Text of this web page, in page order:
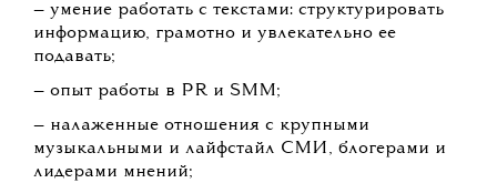
— умение работать с текстами: структурировать
информацию, грамотно и увлекательно ее
подавать;
— опыт работы в PR и SMM;
— налаженные отношения с крупными
музыкальными и лайфстайл СМИ, блогерами и
лидерами мнений;